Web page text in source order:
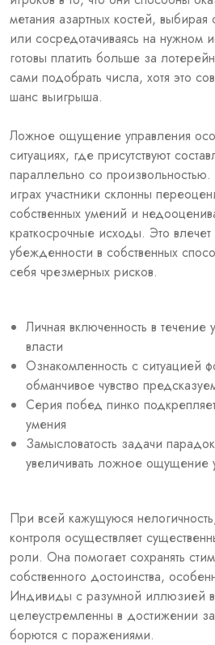
метания азартных костей,
или сосредотачиваясь на
готовы платить больше за
сами подобрать числа, хотя это
шанс выигрыша.
Ложное ощущение управления
ситуациях, где присутствуют
параллельно со
играх участники склонны
собственных умений и
краткосрочные исходы. Это
убежденности в собственных
себя чрезмерных рисков.
Личная включенность в течение
власти
Ознакомленность с ситуацией
обманчивое чувство
Серия побед пинко
умения
Замысловатость задачи
увеличивать ложное ощущение
При всей кажущуюся
контроля осуществляет
роли. Она помогает сохранять
собственного достоинства,
Индивиды с разумной иллюзией
целеустремленны в достижении
борются с поражениями.